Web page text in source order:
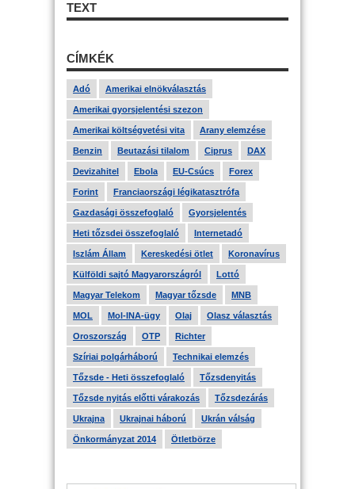
TEXT
CÍMKÉK
Adó Amerikai elnökválasztás
Amerikai gyorsjelentési szezon
Amerikai költségvetési vita Arany elemzése
Benzin Beutazási tilalom Ciprus DAX
Devizahitel Ebola EU-Csúcs Forex
Forint Franciaországi légikatasztrófa
Gazdasági összefoglaló Gyorsjelentés
Heti tőzsdei összefoglaló Internetadó
Iszlám Állam Kereskedési ötlet Koronavírus
Külföldi sajtó Magyarországról Lottó
Magyar Telekom Magyar tőzsde MNB
MOL Mol-INA-ügy Olaj Olasz választás
Oroszország OTP Richter
Szíriai polgárháború Technikai elemzés
Tőzsde - Heti összefoglaló Tőzsdenyitás
Tőzsde nyitás előtti várakozás Tőzsdezárás
Ukrajna Ukrajnai háború Ukrán válság
Önkormányzat 2014 Ötletbörze